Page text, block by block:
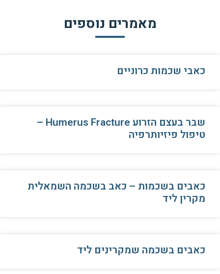
מאמרים נוספים
כאבי שכמות כרוניים
שבר בעצם הזרוע Humerus Fracture –
טיפול פיזיותרפיה
כאבים בשכמות – כאב בשכמה השמאלית
מקרין ליד
כאבים בשכמה שמקרינים ליד